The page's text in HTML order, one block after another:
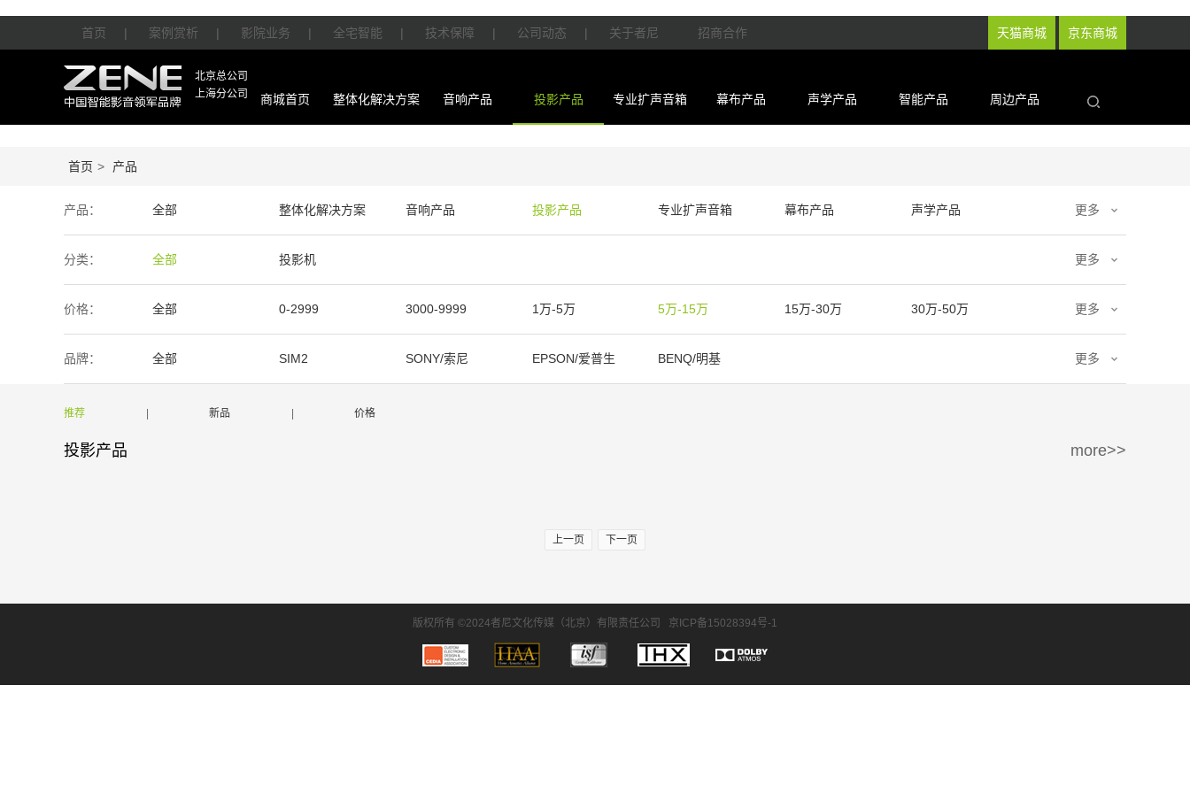
天猫商城 京东商城
首页 | 案例赏析 | 影院业务 | 全宅智能 | 技术保障 | 公司动态 | 关于者尼 招商合作
北京总公司
上海分公司
商城首页 整体化解决方案 音响产品 投影产品 专业扩声音箱 幕布产品 声学产品 智能产品 周边产品
首页 > 产品
产品： 全部 整体化解决方案 音响产品 投影产品 专业扩声音箱 幕布产品 声学产品
智能产品 周边产品
更多
分类： 全部 投影机 更多
价格： 全部 0-2999 3000-9999 1万-5万 5万-15万 15万-30万 30万-50万
50万-100万 100万以上
更多
品牌： 全部 SIM2 SONY/索尼 EPSON/爱普生 BENQ/明基 更多
推荐 新品 价格
投影产品 more>>
上一页 下一页
版权所有 ©2024者尼文化传媒（北京）有限责任公司 京ICP备15028394号-1